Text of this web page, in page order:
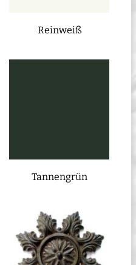
Reinweiß
Tannengrün